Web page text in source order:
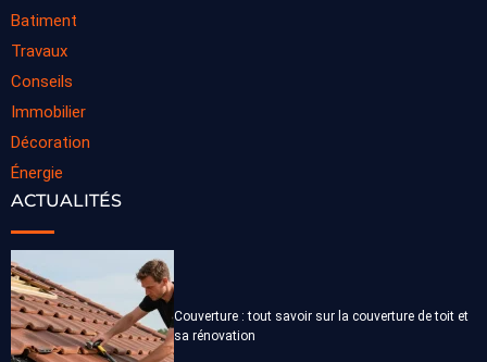
Batiment
Travaux
Conseils
Immobilier
Décoration
Énergie
ACTUALITÉS
Couverture : tout savoir sur la couverture de toit et
sa rénovation